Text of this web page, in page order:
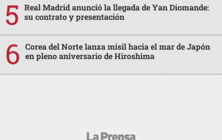
Real Madrid anunció la llegada de Yan Diomande:
su contrato y presentación
Corea del Norte lanza misil hacia el mar de Japón
en pleno aniversario de Hiroshima